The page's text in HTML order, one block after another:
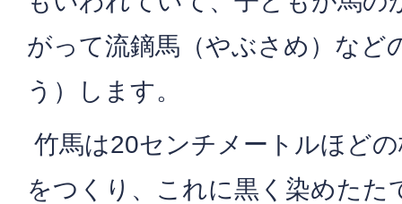
がって流鏑馬（やぶさめ）など
う）します。
竹馬は20センチメートルほど
をつくり、これに黒く染めたた